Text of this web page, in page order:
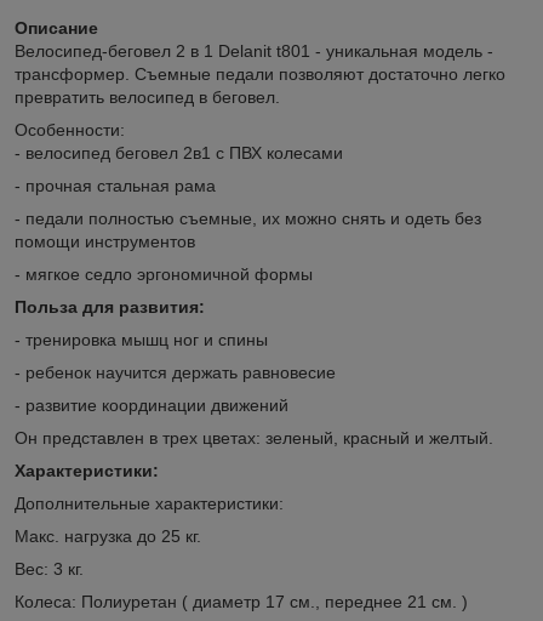
Описание
Велосипед-беговел 2 в 1 Delanit t801 - уникальная модель -
трансформер. Съемные педали позволяют достаточно легко
превратить велосипед в беговел.
Особенности:
- велосипед беговел 2в1 с ПВХ колесами
- прочная стальная рама
- педали полностью съемные, их можно снять и одеть без
помощи инструментов
- мягкое седло эргономичной формы
Польза для развития:
- тренировка мышц ног и спины
- ребенок научится держать равновесие
- развитие координации движений
Он представлен в трех цветах: зеленый, красный и желтый.
Характеристики:
Дополнительные характеристики:
Макс. нагрузка до 25 кг.
Вес: 3 кг.
Колеса: Полиуретан ( диаметр 17 см., переднее 21 см. )